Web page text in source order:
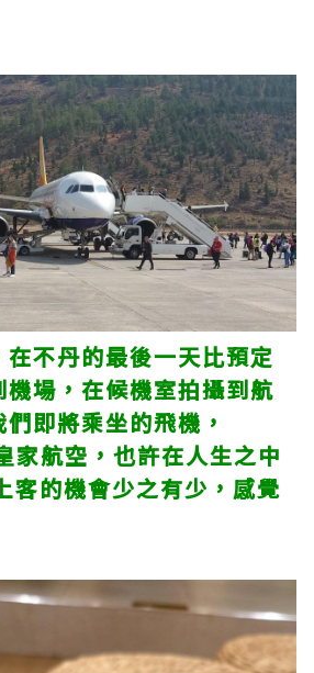
不丹的最後一天比預定
場，在候機室拍攝到航
即將乘坐的飛機，
航空，也許在人生之中
客的機會少之有少，感覺